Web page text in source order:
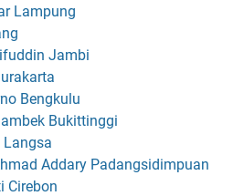
Lampung
Jambi
Bengkulu
Bukittinggi
Langsa
Addary Padangsidimpuan
Cirebon